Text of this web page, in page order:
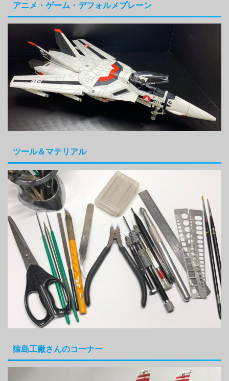
アニメ・ゲーム・デフォルメプレーン
ツール＆マテリアル
猿島工廠さんのコーナー